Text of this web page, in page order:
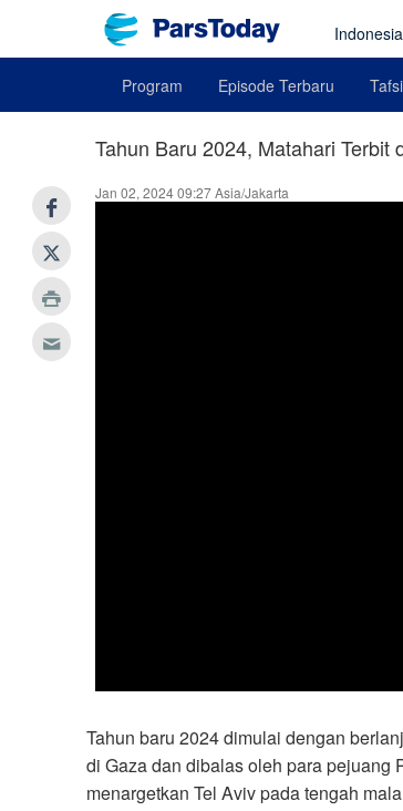
Program Episode Terbaru
Tahun Baru 2024, Matahari Terbit
Jan 02, 2024 09:27 Asia/Jakarta
Tahun baru 2024 dimulai dengan
di Gaza dan dibalas oleh para pejuang
menargetkan Tel Aviv pada tengah